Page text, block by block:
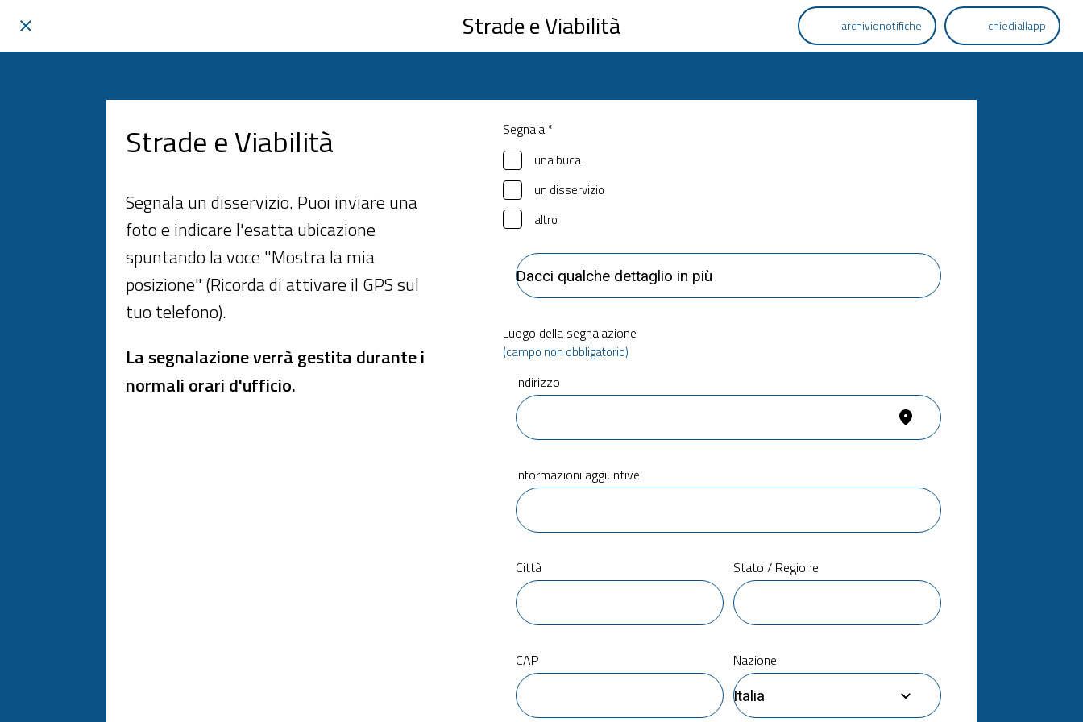
Strade e Viabilità archivionotifiche chiediallapp
Strade e Viabilità
Segnala un disservizio. Puoi inviare una
foto e indicare l'esatta ubicazione
spuntando la voce "Mostra la mia
posizione" (Ricorda di attivare il GPS sul
tuo telefono).
La segnalazione verrà gestita durante i
normali orari d'ufficio.
Segnala *
una buca
un disservizio
altro
Luogo della segnalazione
(campo non obbligatorio)
Indirizzo
Informazioni aggiuntive
Città Stato / Regione
CAP Nazione
Italia